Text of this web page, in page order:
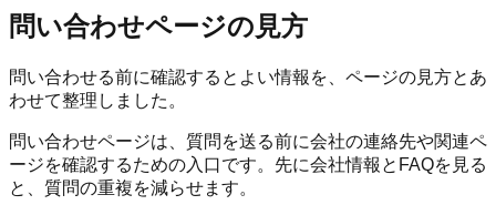
問い合わせページの見方
問い合わせる前に確認するとよい情報を、ページの見方とあ
わせて整理しました。
問い合わせページは、質問を送る前に会社の連絡先や関連ペ
ージを確認するための入口です。先に会社情報とFAQを見る
と、質問の重複を減らせます。